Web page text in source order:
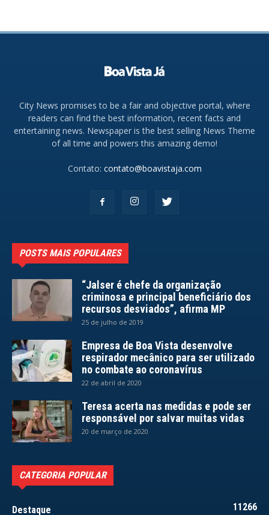
City News promises to be a fair and objective portal, where
readers can find the best information, recent facts and
entertaining news. Newspaper is the best selling News Theme
of all time and powers this amazing demo!
Contato: contato@boavistaja.com
POSTS MAIS POPULARES
“Jalser é chefe da organização
criminosa e principal beneficiário dos
recursos desviados”, afirma MP
25 de julho de 2019
Empresa de Boa Vista desenvolve
respirador mecânico para ser utilizado
no combate ao coronavírus
22 de abril de 2020
Teresa acerta nas medidas e pode ser
responsável por salvar muitas vidas
20 de março de 2020
CATEGORIA POPULAR
Destaque 11266